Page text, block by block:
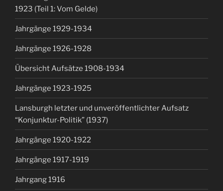
1923 (Teil 1: Vom Gelde)
Jahrgänge 1929-1934
Jahrgänge 1926-1928
Übersicht Aufsätze 1908-1934
Jahrgänge 1923-1925
Lansburgh letzter und unveröffentlichter Aufsatz
“Konjunktur-Politik” (1937)
Jahrgänge 1920-1922
Jahrgänge 1917-1919
Jahrgang 1916